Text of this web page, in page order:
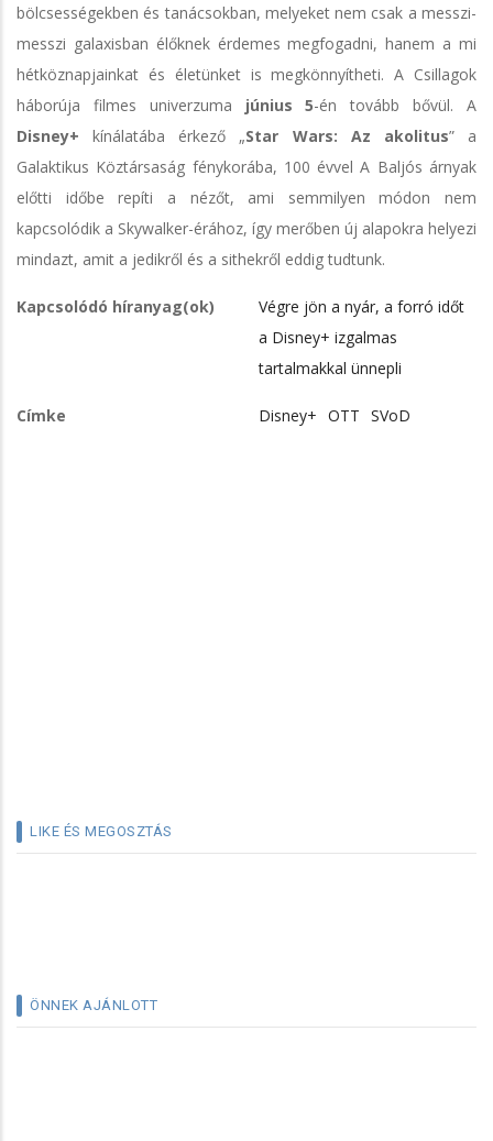
bölcsességekben és tanácsokban, melyeket nem csak a messzi-
messzi galaxisban élőknek érdemes megfogadni, hanem a mi
hétköznapjainkat és életünket is megkönnyítheti. A Csillagok
háborúja filmes univerzuma június 5-én tovább bővül. A
Disney+ kínálatába érkező „Star Wars: Az akolitus” a
Galaktikus Köztársaság fénykorába, 100 évvel A Baljós árnyak
előtti időbe repíti a nézőt, ami semmilyen módon nem
kapcsolódik a Skywalker-érához, így merőben új alapokra helyezi
mindazt, amit a jedikről és a sithekről eddig tudtunk.
Kapcsolódó híranyag(ok)
Végre jön a nyár, a forró időt
a Disney+ izgalmas
tartalmakkal ünnepli
Címke Disney+ OTT SVoD
LIKE ÉS MEGOSZTÁS
ÖNNEK AJÁNLOTT